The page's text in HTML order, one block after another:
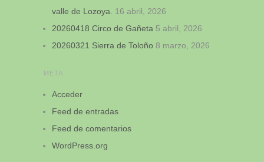
valle de Lozoya. 16 abril, 2026
20260418 Circo de Gañeta 5 abril, 2026
20260321 Sierra de Toloño 8 marzo, 2026
META
Acceder
Feed de entradas
Feed de comentarios
WordPress.org